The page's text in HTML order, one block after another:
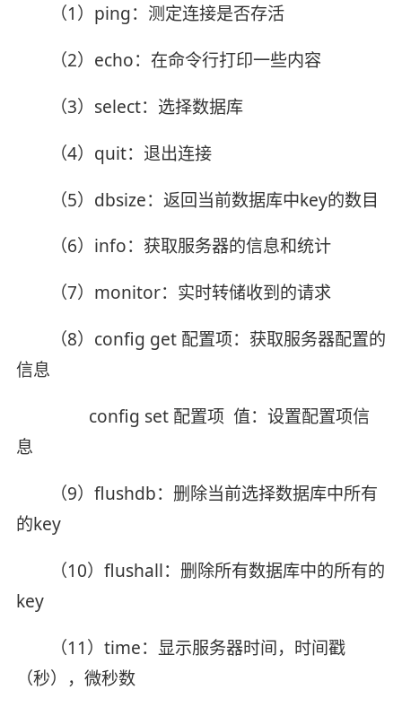
（1）ping：测定连接是否存活
（2）echo：在命令行打印一些内容
（3）select：选择数据库
（4）quit：退出连接
（5）dbsize：返回当前数据库中key的数目
（6）info：获取服务器的信息和统计
（7）monitor：实时转储收到的请求
（8）config get 配置项：获取服务器配置的
信息
config set 配置项 值：设置配置项信
息
（9）flushdb：删除当前选择数据库中所有
的key
（10）flushall：删除所有数据库中的所有的
key
（11）time：显示服务器时间，时间戳
（秒），微秒数